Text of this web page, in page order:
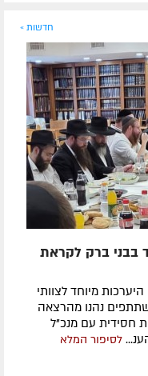
חדשות »
בבני ברק לקראת
מיוחד לצוותי
נהנו מהרצאה
חסידית עם מנכ"ל
לסיפור המלא